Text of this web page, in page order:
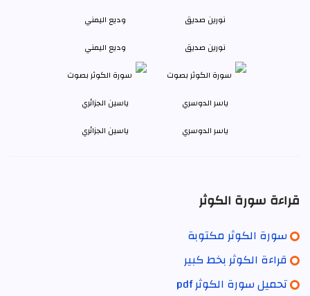
نورين صديق وديع اليمني
ياسر الدوسري ياسين الجزائري
قراءة سورة الكوثر
سورة الكوثر مكتوبة
قراءة الكوثر بخط كبير
تحميل سورة الكوثر pdf